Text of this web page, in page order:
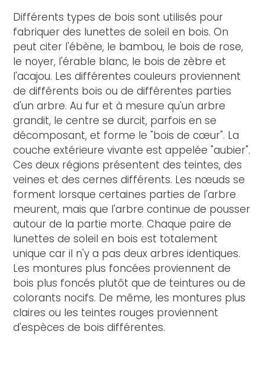
Différents types de bois sont utilisés pour
fabriquer des lunettes de soleil en bois. On
peut citer l'ébène, le bambou, le bois de rose,
le noyer, l'érable blanc, le bois de zèbre et
l'acajou. Les différentes couleurs proviennent
de différents bois ou de différentes parties
d'un arbre. Au fur et à mesure qu'un arbre
grandit, le centre se durcit, parfois en se
décomposant, et forme le "bois de cœur". La
couche extérieure vivante est appelée "aubier".
Ces deux régions présentent des teintes, des
veines et des cernes différents. Les nœuds se
forment lorsque certaines parties de l'arbre
meurent, mais que l'arbre continue de pousser
autour de la partie morte. Chaque paire de
lunettes de soleil en bois est totalement
unique car il n'y a pas deux arbres identiques.
Les montures plus foncées proviennent de
bois plus foncés plutôt que de teintures ou de
colorants nocifs. De même, les montures plus
claires ou les teintes rouges proviennent
d'espèces de bois différentes.